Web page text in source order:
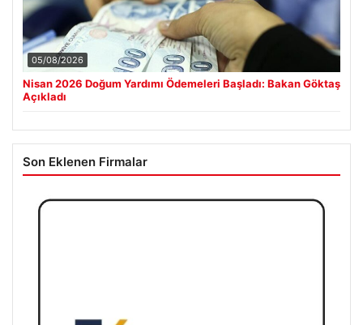
05/08/2026
Nisan 2026 Doğum Yardımı Ödemeleri Başladı: Bakan Göktaş
Açıkladı
Son Eklenen Firmalar